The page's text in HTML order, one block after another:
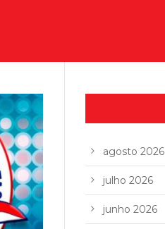
agosto 2026
julho 2026
junho 2026